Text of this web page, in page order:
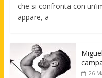
che si confronta con
appare, a
26